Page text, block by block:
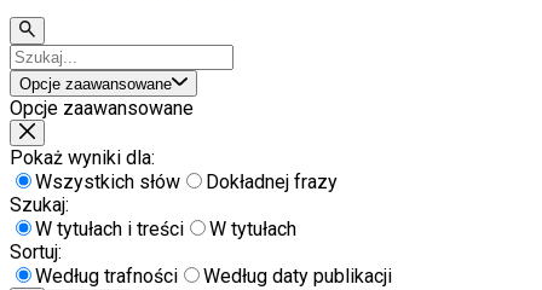
Opcje zaawansowane
Opcje zaawansowane
Pokaż wyniki dla:
Wszystkich słów
Dokładnej frazy
Szukaj:
W tytułach i treści
W tytułach
Sortuj:
Według trafności
Według daty publikacji